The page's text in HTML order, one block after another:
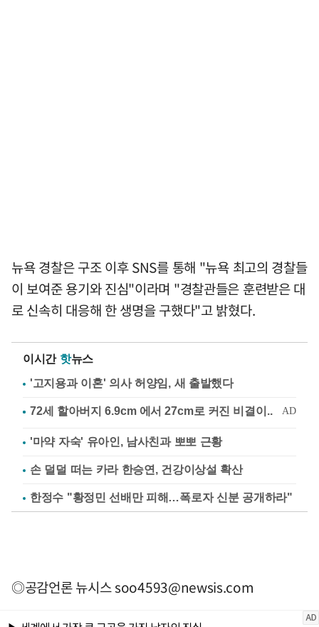
뉴욕 경찰은 구조 이후 SNS를 통해 "뉴욕 최고의 경찰들
이 보여준 용기와 진심"이라며 "경찰관들은 훈련받은 대
로 신속히 대응해 한 생명을 구했다"고 밝혔다.
이시간 핫뉴스
'고지용과 이혼' 의사 허양임, 새 출발했다
'마약 자숙' 유아인, 남사친과 뽀뽀 근황
손 덜덜 떠는 카라 한승연, 건강이상설 확산
한정수 "황정민 선배만 피해…폭로자 신분 공개하라"
◎공감언론 뉴시스soo4593@newsis.com